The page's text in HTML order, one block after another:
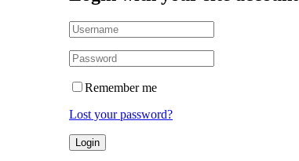
Remember me
Lost your password?